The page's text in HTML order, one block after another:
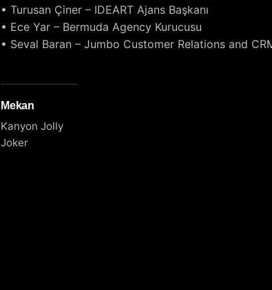
• Turusan Çiner – IDEART Ajans Başkanı
• Ece Yar – Bermuda Agency Kurucusu
• Seval Baran – Jumbo Customer Relations and
Mekan
Kanyon Jolly
Joker